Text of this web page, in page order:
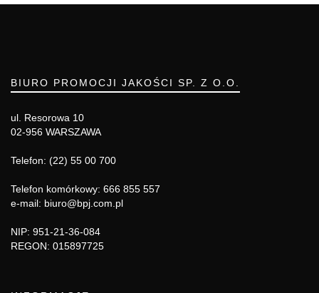
BIURO PROMOCJI JAKOŚCI SP. Z O.O.
ul. Resorowa 10
02-956 WARSZAWA
Telefon: (22) 55 00 700
Telefon komórkowy: 666 855 557
e-mail: biuro@bpj.com.pl
NIP: 951-21-36-084
REGON: 015897725